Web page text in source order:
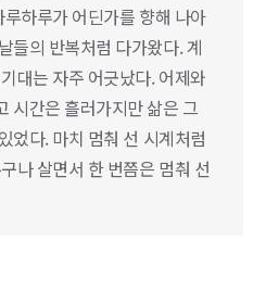
하루가 어딘가를 향해 나아
들의 반복처럼 다가왔다. 계
대는 자주 어긋났다. 어제와
시간은 흘러가지만 삶은 그
었다. 마치 멈춰 선 시계처럼
나 살면서 한 번쯤은 멈춰 선